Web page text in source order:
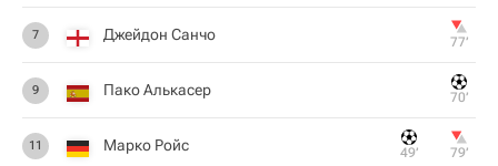
7 Джейдон Санчо 77‎’‎
9 Пако Алькасер 70‎’‎
11 Марко Ройс 49‎’‎ 79‎’‎